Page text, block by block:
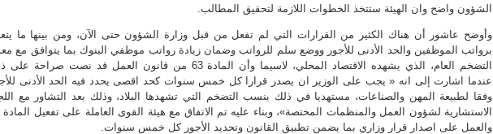
الشؤون واضح وان الهيئة ستتخذ الخطوات اللازمة لتحقيق المطالب.
وأوضح عاشور أن هناك الكثير من القرارات التي لم تفعل من قبل وزارة الشؤون حتى الآن، ومن بينها ما
برواتب الموظفين والحد الأدنى للأجور ووضع سلم للرواتب وضمان زيادة رواتب موظفي البنوك بما يتوافق مع
التضخم العام، الذي يشهده الاقتصاد المحلي، لاسيما وأن المادة 63 من قانون العمل قد نصت صراحة
عندما اشارت إلى انه « يجب على الوزير ان يصدر قرارا كل خمس سنوات كحد اقصى يحدد فيه الحد الأدنى
وفقا لطبيعة المهن والصناعات، مستهديا في ذلك بنسب التضخم التي تشهدها البلاد، وذلك بعد التشاور مع
والعمل على اصدار قرار وزاري بما يضمن تطبيق القانون وتحديد الأجور كل خمس سنوات.